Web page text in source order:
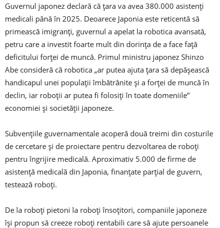
Guvernul japonez declară că țara va avea 380.000 asistenți
medicali până în 2025. Deoarece Japonia este reticentă să
primească imigranți, guvernul a apelat la robotica avansată,
petru care a investit foarte mult din dorința de a face față
deficitului forței de muncă. Primul ministru japonez Shinzo
Abe consideră că robotica „ar putea ajuta țara să depășească
handicapul unei populații îmbătrânite și a forței de muncă în
declin, iar roboții ar putea fi folosiți în toate domeniile”
economiei și societății japoneze.
Subvențiile guvernamentale acoperă două treimi din costurile
de cercetare și de proiectare pentru dezvoltarea de roboți
pentru îngrijire medicală. Aproximativ 5.000 de firme de
asistență medicală din Japonia, finanțate parțial de guvern,
testează roboți.
De la roboți pietoni la roboți însoțitori, companiile japoneze
își propun să creeze roboți rentabili care să ajute persoanele